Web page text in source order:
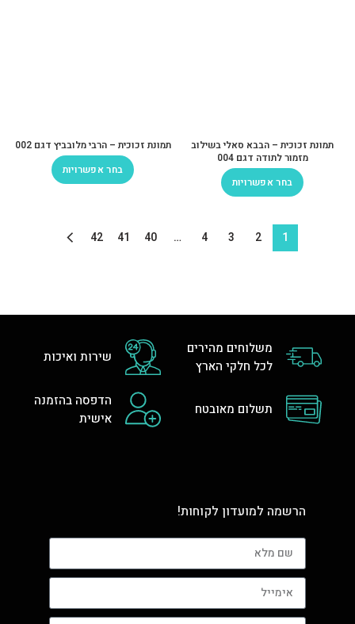
תמונת זכוכית – הבבא סאלי בשילוב
מזמור לתודה דגם 004
בחר אפשרויות
תמונת זכוכית – הרבי מלובביץ דגם 002
בחר אפשרויות
1
2
3
4
…
40
41
42
משלוחים מהירים
לכל חלקי הארץ
שירות ואיכות
תשלום מאובטח
הדפסה בהזמנה
אישית
הרשמה למועדון לקוחות!